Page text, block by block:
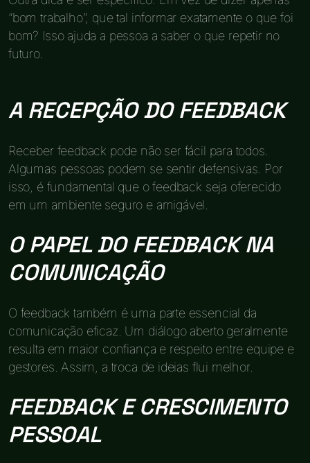
“bom trabalho”, que tal informar exatamente o que foi
bom? Isso ajuda a pessoa a saber o que repetir no
futuro.
A RECEPÇÃO DO FEEDBACK
Receber feedback pode não ser fácil para todos.
Algumas pessoas podem se sentir defensivas. Por
isso, é fundamental que o feedback seja oferecido
em um ambiente seguro e amigável.
O PAPEL DO FEEDBACK NA
COMUNICAÇÃO
O feedback também é uma parte essencial da
comunicação eficaz. Um diálogo aberto geralmente
resulta em maior confiança e respeito entre equipe e
gestores. Assim, a troca de ideias flui melhor.
FEEDBACK E CRESCIMENTO
PESSOAL